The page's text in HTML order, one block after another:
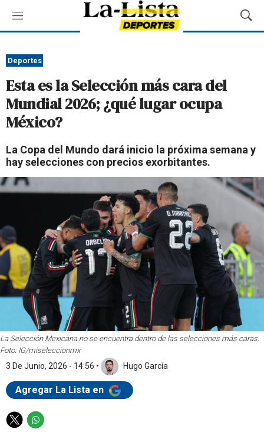
M
e
ú
M
o
q
u
d
a
Deportes
Esta es la Selección más cara del
Mundial 2026; ¿qué lugar ocupa
México?
La Copa del Mundo dará inicio la próxima semana y
hay selecciones con precios exorbitantes.
La Selección Mexicana no se encuentra dentro de las selecciones más caras.
Foto: IG/miseleccionmx
3 De Junio, 2026 - 14:56 • Hugo García
Agregar La Lista en
T
W